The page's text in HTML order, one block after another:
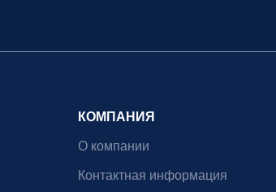
КОМПАНИЯ
О компании
Контактная информация